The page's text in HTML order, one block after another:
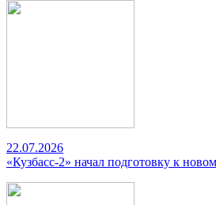
22.07.2026
«Кузбасс-2» начал подготовку к